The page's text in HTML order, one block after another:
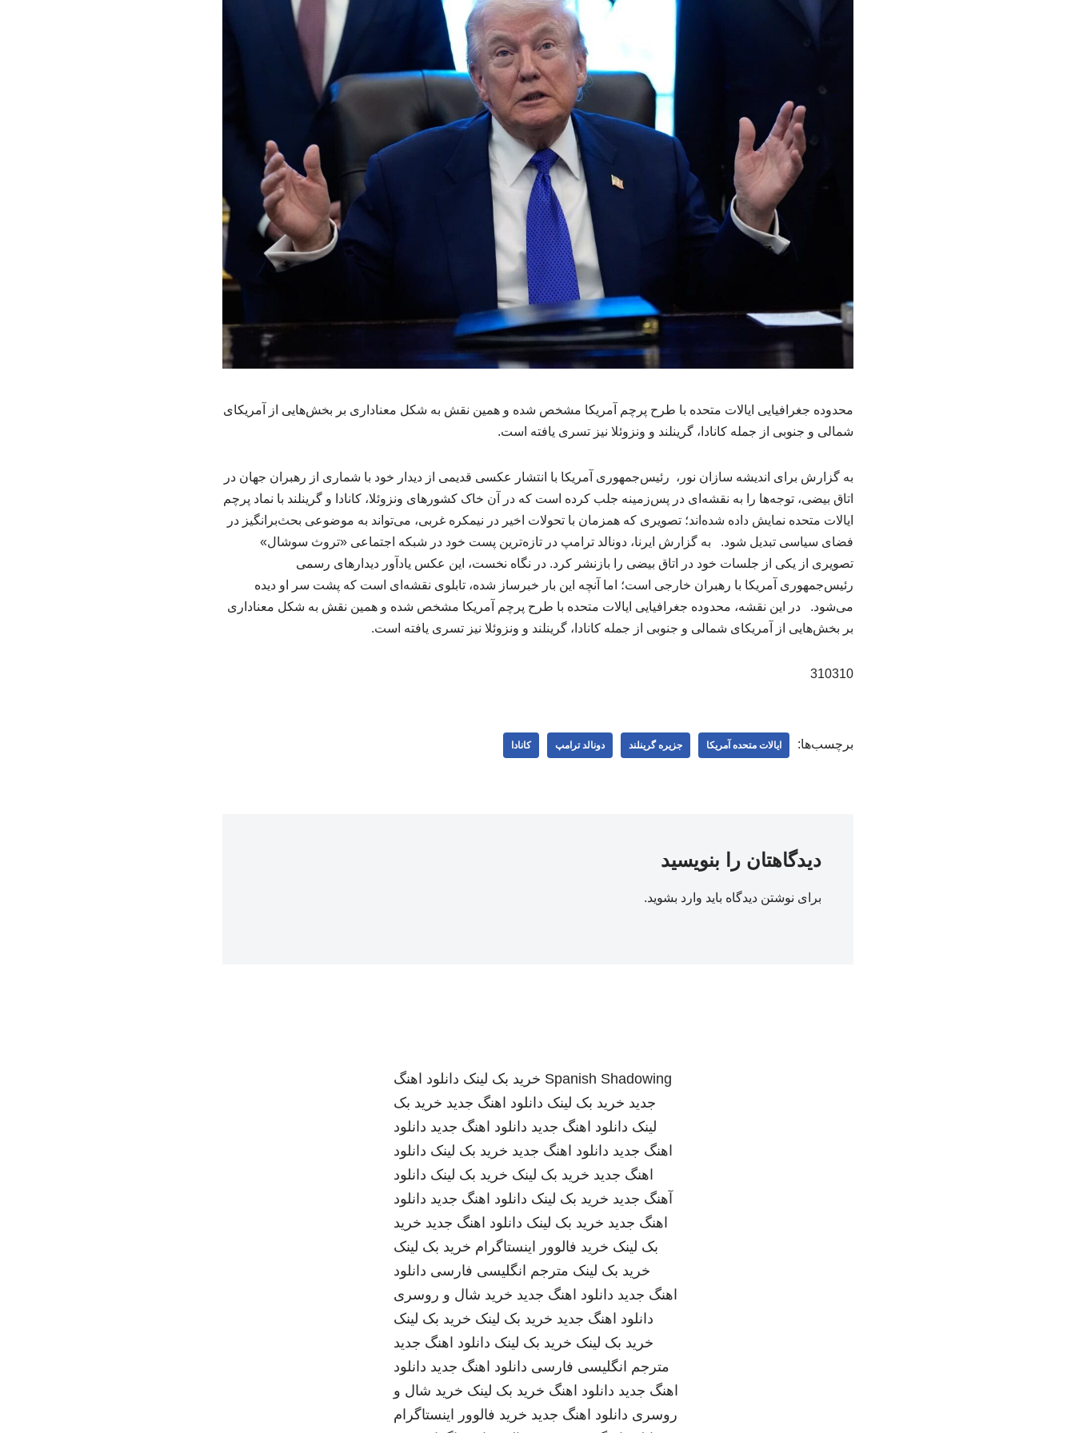
محدوده جغرافیایی ایالات متحده با طرح پرچم آمریکا مشخص شده و همین نقش به شکل معناداری بر بخش‌هایی از آمریکای
شمالی و جنوبی از جمله کانادا، گرینلند و ونزوئلا نیز تسری یافته است.
به گزارش برای اندیشه سازان نور، رئیس‌جمهوری آمریکا با انتشار عکسی قدیمی از دیدار خود با شماری از رهبران جهان در
اتاق بیضی، توجه‌ها را به نقشه‌ای در پس‌زمینه جلب کرده است که در آن خاک کشورهای ونزوئلا، کانادا و گرینلند با نماد پرچم
ایالات متحده نمایش داده شده‌اند؛ تصویری که همزمان با تحولات اخیر در نیمکره غربی، می‌تواند به موضوعی بحث‌برانگیز در
فضای سیاسی تبدیل شود. به گزارش ایرنا، دونالد ترامپ در تازه‌ترین پست خود در شبکه اجتماعی «تروث سوشال»
تصویری از یکی از جلسات خود در اتاق بیضی را بازنشر کرد. در نگاه نخست، این عکس یادآور دیدارهای رسمی
رئیس‌جمهوری آمریکا با رهبران خارجی است؛ اما آنچه این بار خبرساز شده، تابلوی نقشه‌ای است که پشت سر او دیده
می‌شود. در این نقشه، محدوده جغرافیایی ایالات متحده با طرح پرچم آمریکا مشخص شده و همین نقش به شکل معناداری
بر بخش‌هایی از آمریکای شمالی و جنوبی از جمله کانادا، گرینلند و ونزوئلا نیز تسری یافته است.
310310
برچسب‌ها: ایالات متحده آمریکا جزیره گرینلند دونالد ترامپ کانادا
دیدگاهتان را بنویسید
برای نوشتن دیدگاه باید وارد بشوید.
Spanish Shadowing خرید بک لینک دانلود اهنگ
جدید خرید بک لینک دانلود اهنگ جدید خرید بک
لینک دانلود اهنگ جدید دانلود اهنگ جدید دانلود
اهنگ جدید دانلود اهنگ جدید خرید بک لینک دانلود
اهنگ جدید خرید بک لینک خرید بک لینک دانلود
آهنگ جدید خرید بک لینک دانلود اهنگ جدید دانلود
اهنگ جدید خرید بک لینک دانلود اهنگ جدید خرید
بک لینک خرید فالوور اینستاگرام خرید بک لینک
خرید بک لینک مترجم انگلیسی فارسی دانلود
اهنگ جدید دانلود اهنگ جدید خرید شال و روسری
دانلود اهنگ جدید خرید بک لینک خرید بک لینک
خرید بک لینک خرید بک لینک دانلود اهنگ جدید
مترجم انگلیسی فارسی دانلود اهنگ جدید دانلود
اهنگ جدید دانلود اهنگ خرید بک لینک خرید شال و
روسری دانلود اهنگ جدید خرید فالوور اینستاگرام